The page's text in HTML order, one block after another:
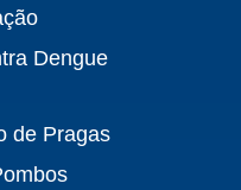
Dengue
de Pragas